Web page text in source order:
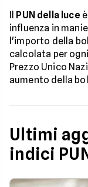
Il PUN della luce
influenza in
l'importo della
calcolata per
Prezzo Unico
aumento della
Ultimi
indici